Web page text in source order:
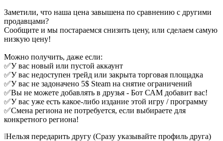
Заметили, что наша цена завышена по сравнению с другими
продавцами?
Сообщите и мы постараемся снизить цену, или сделаем самую
низкую цену!
Можно получить, даже если:
✅У вас новый или пустой аккаунт
✅У вас недоступен трейд или закрыта торговая площадка
✅У вас не задоначено 5$ Steam на снятие ограничений
✅Вы не можете добавлять в друзья - Бот САМ добавит вас!
✅У вас уже есть какое-либо издание этой игру / программу
✅Смена региона не потребуется, если выбираете для
конкретного региона!
❕Нельзя передарить другу (Сразу указывайте профиль друга)